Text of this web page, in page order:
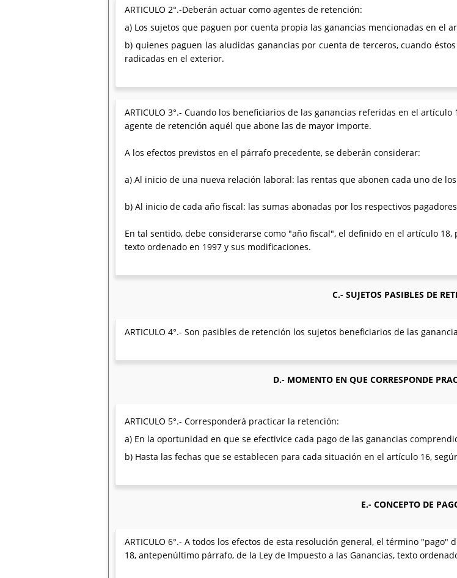
ARTICULO 2°.-Deberán actuar como agentes de retención:
a) Los sujetos que paguen por cuenta propia las ganancias mencionadas en el
b) quienes paguen las aludidas ganancias por cuenta de terceros, cuando
radicadas en el exterior.
ARTICULO 3°.- Cuando los beneficiarios de las ganancias referidas en el
agente de retención aquél que abone las de mayor importe.
A los efectos previstos en el párrafo precedente, se deberán considerar:
a) Al inicio de una nueva relación laboral: las rentas que abonen cada uno de
b) Al inicio de cada año fiscal: las sumas abonadas por los respectivos
En tal sentido, debe considerarse como "año fiscal", el definido en el artículo
texto ordenado en 1997 y sus modificaciones.
C.- SUJETOS PASIBLES DE
ARTICULO 4°.- Son pasibles de retención los sujetos beneficiarios de las
D.- MOMENTO EN QUE CORRESPONDE
ARTICULO 5°.- Corresponderá practicar la retención:
a) En la oportunidad en que se efectivice cada pago de las ganancias
b) Hasta las fechas que se establecen para cada situación en el artículo 16,
E.- CONCEPTO DE
ARTICULO 6°.- A todos los efectos de esta resolución general, el término
18, antepenúltimo párrafo, de la Ley de Impuesto a las Ganancias, texto